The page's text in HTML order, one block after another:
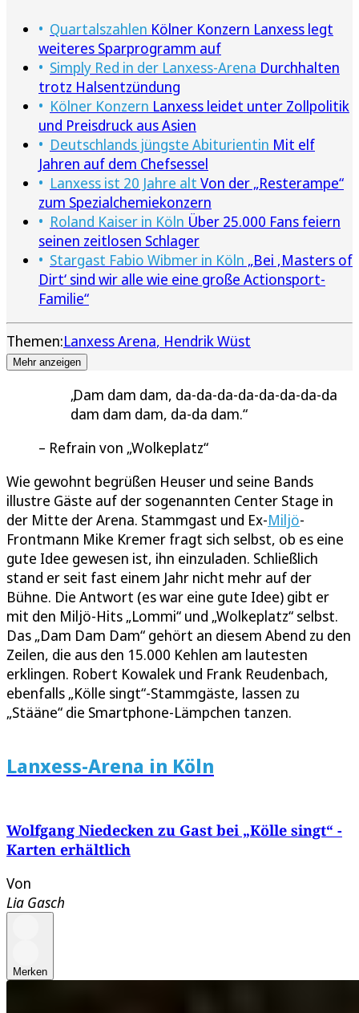
Quartalszahlen Kölner Konzern Lanxess legt
weiteres Sparprogramm auf
Simply Red in der Lanxess-Arena Durchhalten
trotz Halsentzündung
Kölner Konzern Lanxess leidet unter Zollpolitik
und Preisdruck aus Asien
Deutschlands jüngste Abiturientin Mit elf
Jahren auf dem Chefsessel
Lanxess ist 20 Jahre alt Von der „Resterampe“
zum Spezialchemiekonzern
Roland Kaiser in Köln Über 25.000 Fans feiern
seinen zeitlosen Schlager
Stargast Fabio Wibmer in Köln „Bei ‚Masters of
Dirt‘ sind wir alle wie eine große Actionsport-
Familie“
Themen:Lanxess Arena Hendrik Wüst
Mehr anzeigen
Dam dam dam, da-da-da-da-da-da-da-da
dam dam dam, da-da dam.
Refrain von „Wolkeplatz“
Wie gewohnt begrüßen Heuser und seine Bands
illustre Gäste auf der sogenannten Center Stage in
der Mitte der Arena. Stammgast und Ex-Miljö-
Frontmann Mike Kremer fragt sich selbst, ob es eine
gute Idee gewesen ist, ihn einzuladen. Schließlich
stand er seit fast einem Jahr nicht mehr auf der
Bühne. Die Antwort (es war eine gute Idee) gibt er
mit den Miljö-Hits „Lommi“ und „Wolkeplatz“ selbst.
Das „Dam Dam Dam“ gehört an diesem Abend zu den
Zeilen, die aus den 15.000 Kehlen am lautesten
erklingen. Robert Kowalek und Frank Reudenbach,
ebenfalls „Kölle singt“-Stammgäste, lassen zu
„Stääne“ die Smartphone-Lämpchen tanzen.
Lanxess-Arena in Köln
Wolfgang Niedecken zu Gast bei „Kölle singt“ -
Karten erhältlich
Von
Lia Gasch
Merken